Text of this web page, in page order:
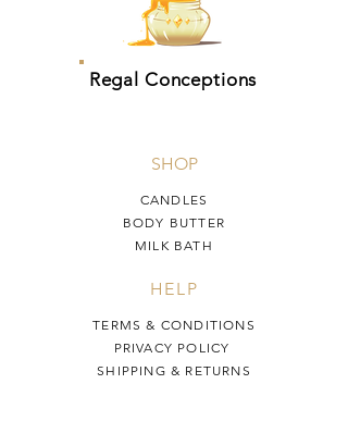
Regal Conceptions
SHOP
CANDLES
BODY BUTTER
MILK BATH
HELP
TERMS & CONDITIONS
PRIVACY POLICY
SHIPPING & RETURNS